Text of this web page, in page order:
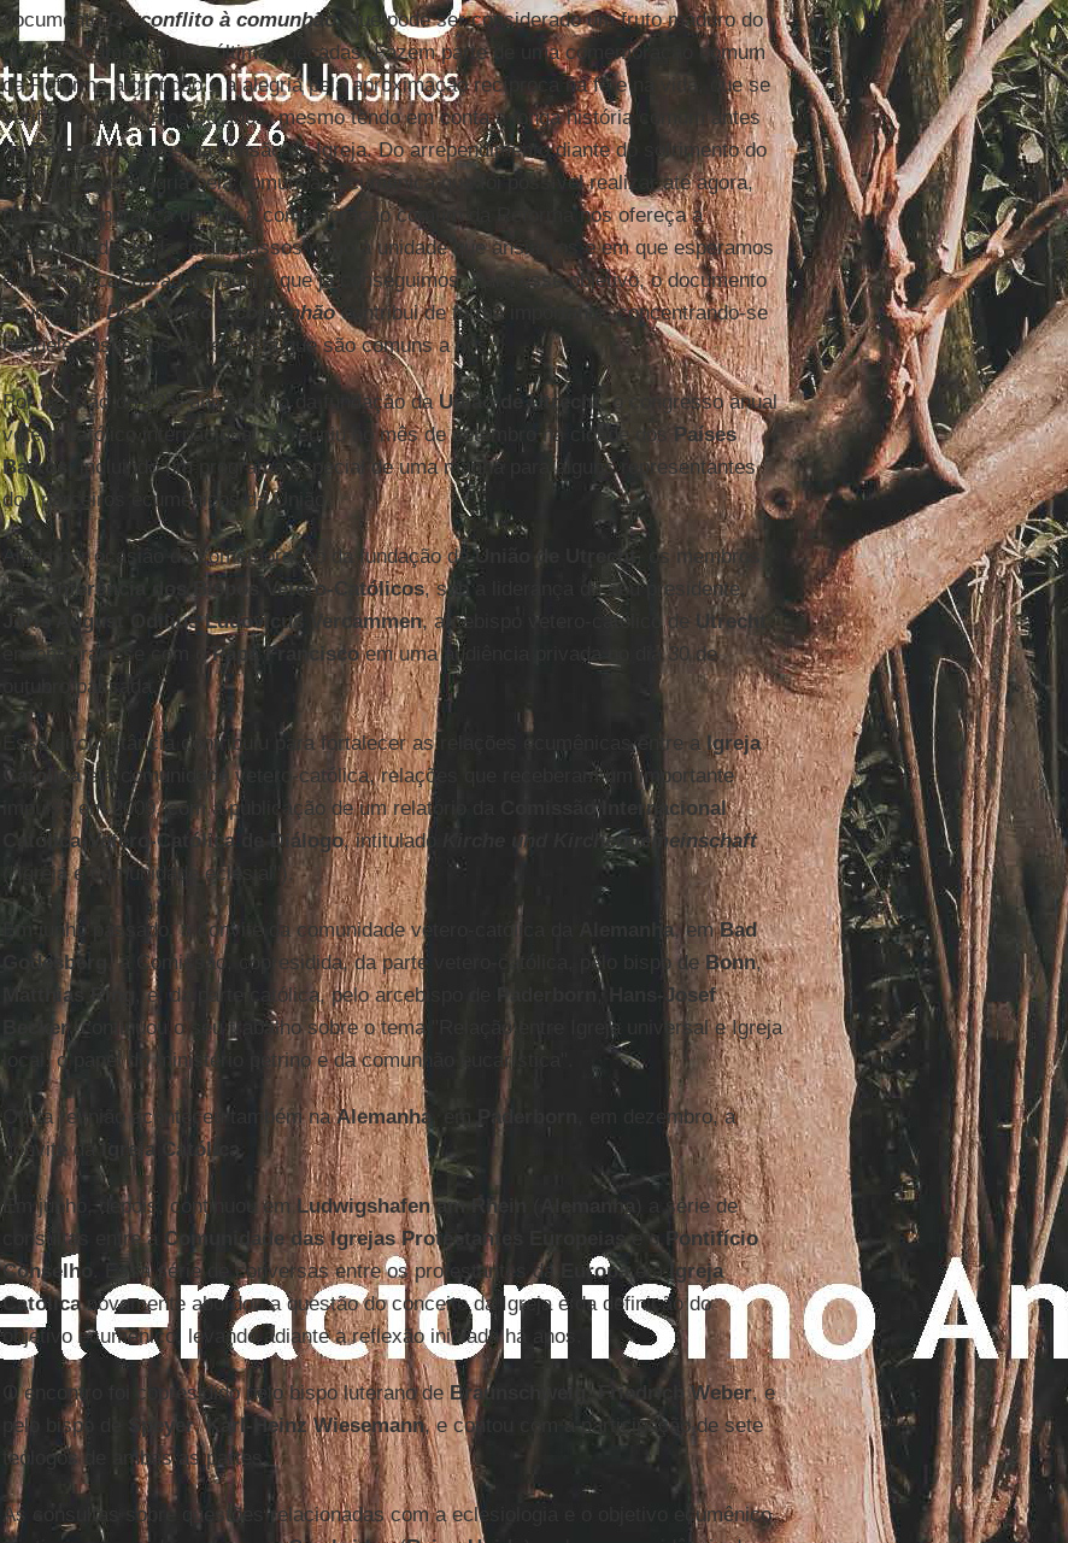
documentoDo conflito à comunhão, que pode ser considerado um fruto maduro do
diálogo ecumênico nas últimas décadas. Fazem parte de uma comemoração comum
da Reforma a gratidão e a alegria pela aproximação recíproca na fé e na vida, que se
verificou nos últimos 50 anos, mesmo tendo em conta a longa história comum antes
daReformae antes da divisão da Igreja. Do arrependimento diante do sofrimento do
passado e da alegria pela comunhão ecumênica que foi possível realizar até agora,
nasce a esperança de que a comemoração comum da Reforma nos ofereça a
possibilidade de dar mais passos rumo à unidade que ansiamos e em que esperamos
e de não ficar parados naquilo que já conseguimos. Para esse objetivo, o documento
ecumênicoDo conflito à comunhão contribui de forma importante, concentrando-se
naqueles aspectos da fé cristã que são comuns a nós".
Por ocasião do 125º aniversário da fundação daUnião de Utrecht, o congresso anual
vetero-católico internacional se reuniu no mês de setembro na cidade dos Países
Baixos
, incluindo um programa especial de uma manhã para alguns representantes
dos parceiros ecumênicos da União.
Ainda por ocasião da comemoração da fundação daUnião de Utrecht, os membros
daConferência dos Bispos Vetero-Católicos, sob a liderança do seu presidente,
Joris August Odilius Ludovicus Vercammen, arcebispo vetero-católico de Utrecht
encontraram-se com oPapa Franciscoem uma audiência privada no dia 30 de
outubro passada.
Essa circunstância contribuiu para fortalecer as relações ecumênicas entre a Igreja
Católicae a comunidade vetero-católica, relações que receberam um importante
impulso em 2009, com a publicação de um relatório da
Comissão Internacional
Católica-Vetero-Católica de Diálogo, intitulado
Kirche und Kirchengemeinschaft
("Igreja e comunidade eclesial").
Em junho passado, a convite da comunidade vetero-católica da Alemanha, emBad
Godesberg
, a Comissão, copresidida, da parte vetero-católica, pelo bispo de Bonn,
Matthias Ring
, e, da parte católica, pelo arcebispo de Paderborn ,
Hans-Josef
Becker , continuou o seu trabalho sobre o tema "Relação entre Igreja universal e Igreja
local, o papel do ministério petrino e da comunhão eucarística".
Outra reunião aconteceu também naAlemanha Paderborn
, em dezembro, a
convite daIgreja Católica.
Em junho, depois, continuou em Ludwigshafen am Rhein Alemanha
) a série de
consultas entre a Comunidade das Igrejas Protestantes Europeiase o
Pontifício
Conselho
. Essa série de conversas entre os protestantes da Europae aIgreja
Católicanovamente abordou a questão do conceito da Igreja e da definição do
objetivo ecumênico, levando adiante a reflexão iniciada há anos.
O encontro foi copresidido pelo bispo luterano deBraunschweig,Friedrich Weber, e
pelo bispo de
Speyer,Karl-Heinz Wiesemann, e contou com a participação de sete
teólogos de ambas as partes.
As consultas sobre questões relacionadas com a eclesiologia e o objetivo ecumênico